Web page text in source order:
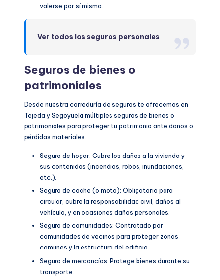
valerse por sí misma.
Ver todos los seguros personales
Seguros de bienes o
patrimoniales
Desde nuestra correduría de seguros te ofrecemos en
Tejeda y Segoyuela múltiples seguros de bienes o
patrimoniales para proteger tu patrimonio ante daños o
pérdidas materiales.
Seguro de hogar: Cubre los daños a la vivienda y
sus contenidos (incendios, robos, inundaciones,
etc.).
Seguro de coche (o moto): Obligatorio para
circular, cubre la responsabilidad civil, daños al
vehículo, y en ocasiones daños personales.
Seguro de comunidades: Contratado por
comunidades de vecinos para proteger zonas
comunes y la estructura del edificio.
Seguro de mercancías: Protege bienes durante su
transporte.